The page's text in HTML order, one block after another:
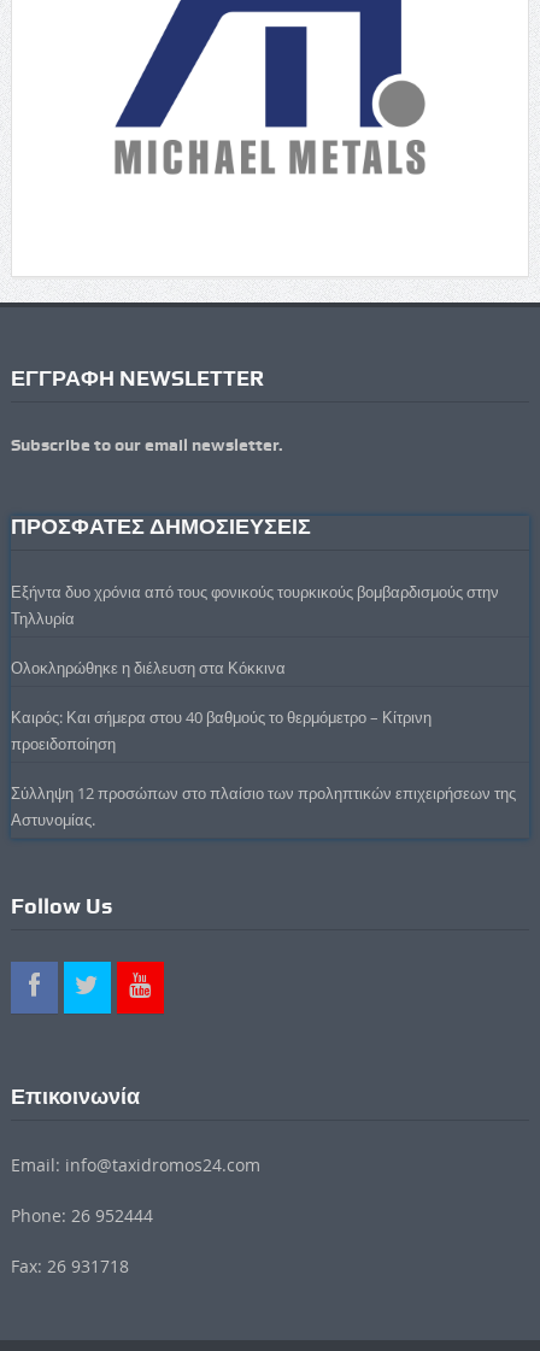
ΕΓΓΡΑΦΗ NEWSLETTER
Subscribe to our email newsletter.
ΠΡΟΣΦΑΤΕΣ ΔΗΜΟΣΙΕΥΣΕΙΣ
Εξήντα δυο χρόνια από τους φονικούς τουρκικούς βομβαρδισμούς στην
Τηλλυρία
Ολοκληρώθηκε η διέλευση στα Κόκκινα
Καιρός: Και σήμερα στου 40 βαθμούς το θερμόμετρο – Κίτρινη
προειδοποίηση
Σύλληψη 12 προσώπων στο πλαίσιο των προληπτικών επιχειρήσεων της
Αστυνομίας.
Follow Us
Επικοινωνία
Email: info@taxidromos24.com
Phone: 26 952444
Fax: 26 931718